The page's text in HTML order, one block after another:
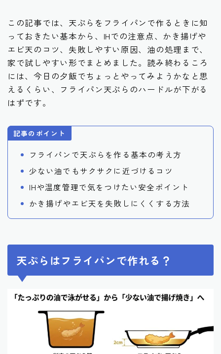
この記事では、天ぷらをフライパンで作るときに知
っておきたい基本から、IHでの注意点、かき揚げや
エビ天のコツ、失敗しやすい原因、油の処理まで、
家で試しやすい形でまとめました。読み終わるころ
には、今日の夕飯でちょっとやってみようかなと思
えるくらい、フライパン天ぷらのハードルが下がる
はずです。
記事のポイント
フライパンで天ぷらを作る基本の考え方
少ない油でもサクサクに近づけるコツ
IHや温度管理で気をつけたい安全ポイント
かき揚げやエビ天を失敗しにくくする方法
天ぷらはフライパンで作れる？